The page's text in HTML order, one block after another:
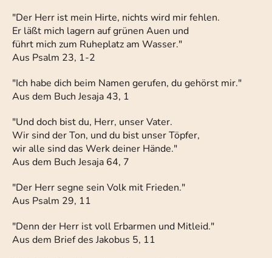
"Der Herr ist mein Hirte, nichts wird mir fehlen.
Er läßt mich lagern auf grünen Auen und
führt mich zum Ruheplatz am Wasser."
Aus Psalm 23, 1-2
"Ich habe dich beim Namen gerufen, du gehörst mir."
Aus dem Buch Jesaja 43, 1
"Und doch bist du, Herr, unser Vater.
Wir sind der Ton, und du bist unser Töpfer,
wir alle sind das Werk deiner Hände."
Aus dem Buch Jesaja 64, 7
"Der Herr segne sein Volk mit Frieden."
Aus Psalm 29, 11
"Denn der Herr ist voll Erbarmen und Mitleid."
Aus dem Brief des Jakobus 5, 11